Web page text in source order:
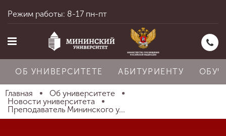
Главная
Режим работы: 8-17 пн-пт
ОБ УНИВЕРСИТЕТЕ АБИТУРИЕНТУ
Главная
Об университете
Новости университета
Преподаватель Мининского у...